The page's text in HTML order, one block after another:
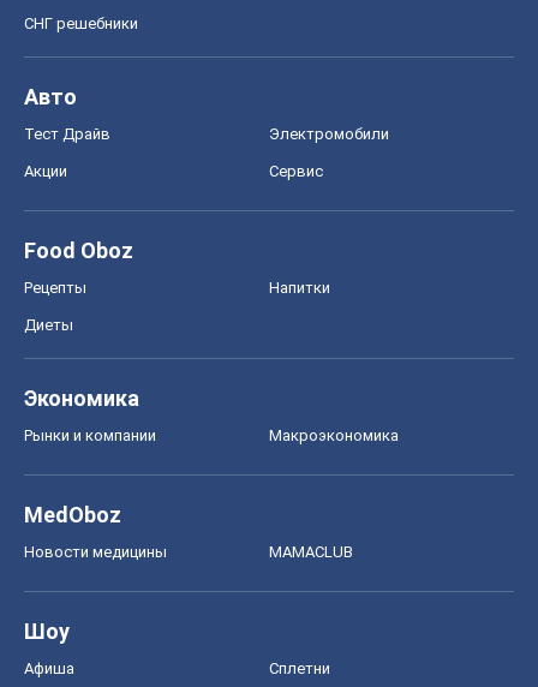
СНГ решебники
Авто
Тест Драйв Электромобили
Акции Сервис
Food Oboz
Рецепты Напитки
Диеты
Экономика
Рынки и компании Mакроэкономика
MedOboz
Новости медицины MAMACLUB
Шоу
Афиша Сплетни